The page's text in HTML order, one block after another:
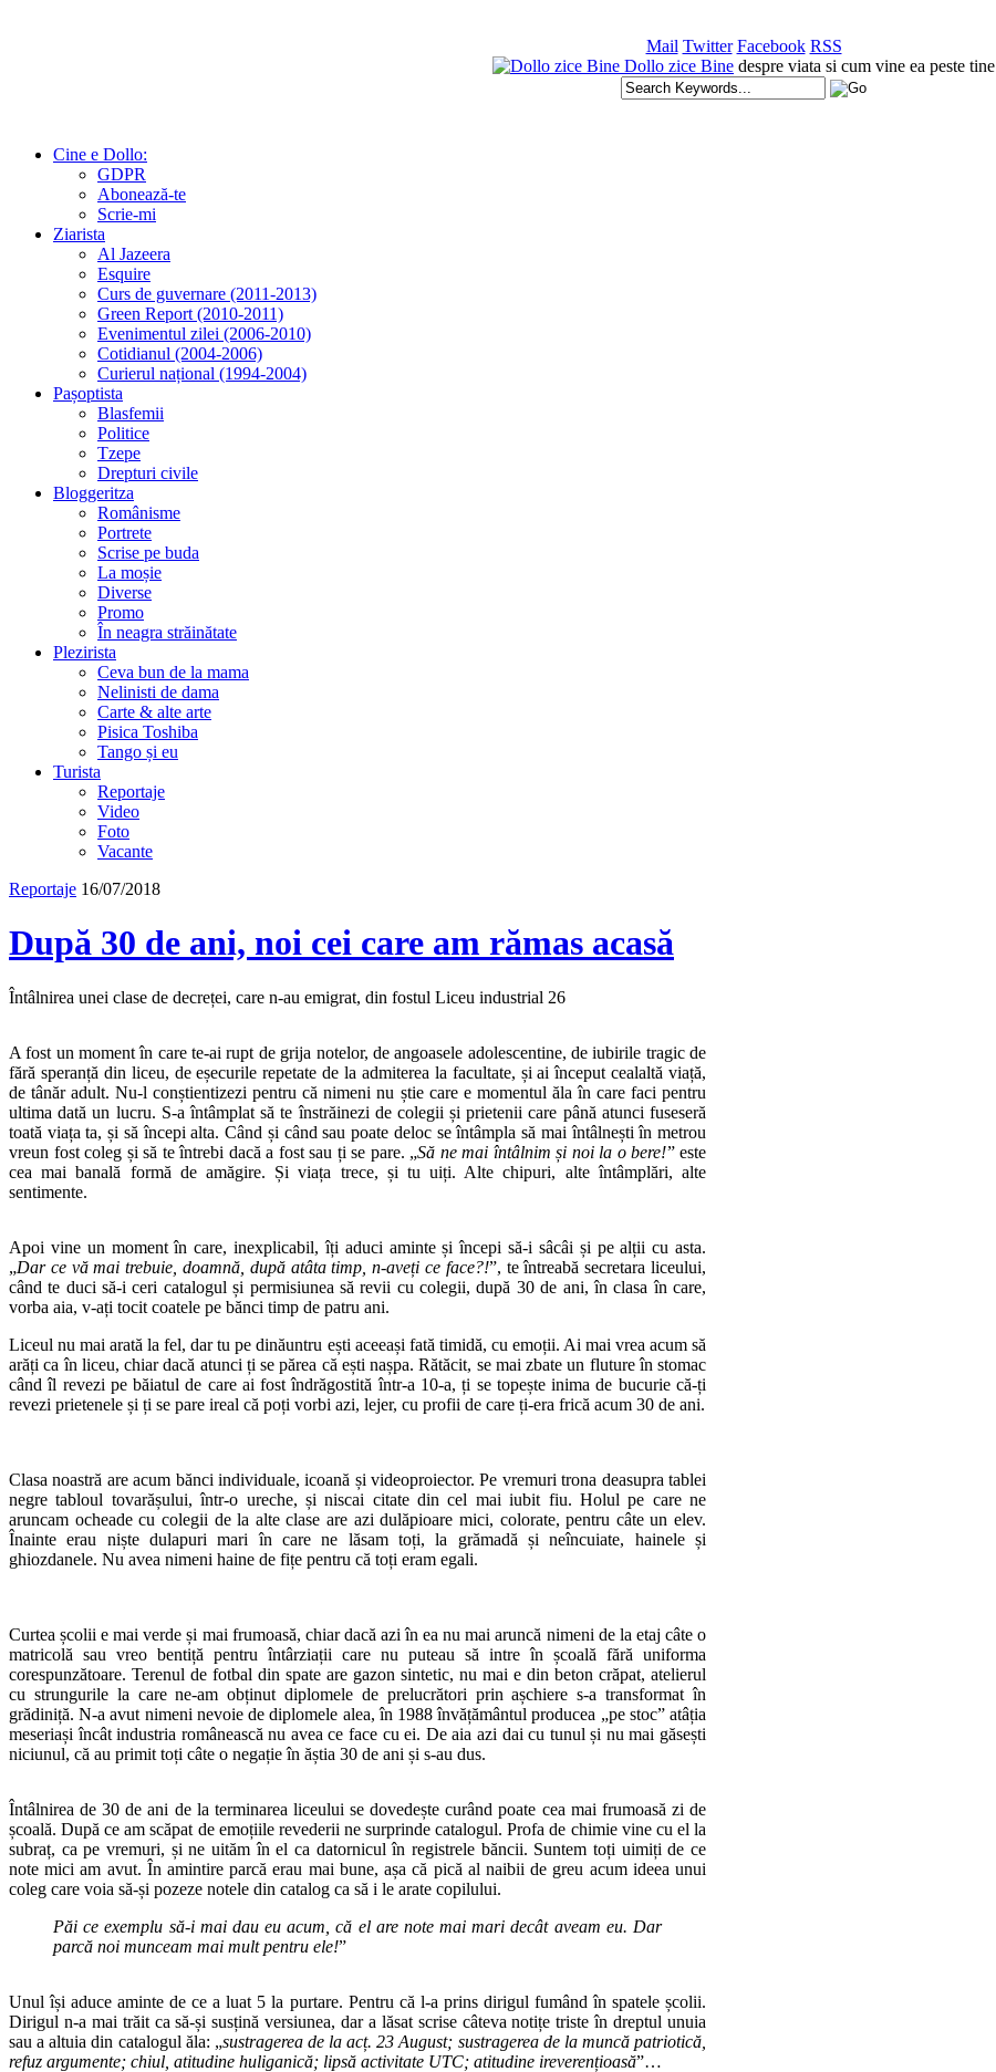
Mail Twitter Facebook RSS
Dollo zice Bine despre viata si cum vine ea peste tine
Cine e Dollo:
GDPR
Abonează-te
Scrie-mi
Ziarista
Al Jazeera
Esquire
Curs de guvernare (2011-2013)
Green Report (2010-2011)
Evenimentul zilei (2006-2010)
Cotidianul (2004-2006)
Curierul național (1994-2004)
Pașoptista
Blasfemii
Politice
Tzepe
Drepturi civile
Bloggeritza
Românisme
Portrete
Scrise pe buda
La moșie
Diverse
Promo
În neagra străinătate
Plezirista
Ceva bun de la mama
Nelinisti de dama
Carte & alte arte
Pisica Toshiba
Tango și eu
Turista
Reportaje
Video
Foto
Vacante
Reportaje 16/07/2018
După 30 de ani, noi cei care am rămas acasă
Întâlnirea unei clase de decreței, care n-au emigrat, din fostul Liceu industrial 26
A fost un moment în care te-ai rupt de grija notelor, de angoasele adolescentine, de iubirile tragic de
fără speranță din liceu, de eșecurile repetate de la admiterea la facultate, și ai început cealaltă viață,
de tânăr adult. Nu-l conștientizezi pentru că nimeni nu știe care e momentul ăla în care faci pentru
ultima dată un lucru. S-a întâmplat să te înstrăinezi de colegii și prietenii care până atunci fuseseră
toată viața ta, și să începi alta. Când și când sau poate deloc se întâmpla să mai întâlnești în metrou
vreun fost coleg și să te întrebi dacă a fost sau ți se pare. „Să ne mai întâlnim și noi la o bere!” este
cea mai banală formă de amăgire. Și viața trece, și tu uiți. Alte chipuri, alte întâmplări, alte
sentimente.
Apoi vine un moment în care, inexplicabil, îți aduci aminte și începi să-i sâcâi și pe alții cu asta.
„Dar ce vă mai trebuie, doamnă, după atâta timp, n-aveți ce face?!”, te întreabă secretara liceului,
când te duci să-i ceri catalogul și permisiunea să revii cu colegii, după 30 de ani, în clasa în care,
vorba aia, v-ați tocit coatele pe bănci timp de patru ani.
Liceul nu mai arată la fel, dar tu pe dinăuntru ești aceeași fată timidă, cu emoții. Ai mai vrea acum să
arăți ca în liceu, chiar dacă atunci ți se părea că ești nașpa. Rătăcit, se mai zbate un fluture în stomac
când îl revezi pe băiatul de care ai fost îndrăgostită într-a 10-a, ți se topește inima de bucurie că-ți
revezi prietenele și ți se pare ireal că poți vorbi azi, lejer, cu profii de care ți-era frică acum 30 de ani.
Clasa noastră are acum bănci individuale, icoană și videoproiector. Pe vremuri trona deasupra tablei
negre tabloul tovarășului, într-o ureche, și niscai citate din cel mai iubit fiu. Holul pe care ne
aruncam ocheade cu colegii de la alte clase are azi dulăpioare mici, colorate, pentru câte un elev.
Înainte erau niște dulapuri mari în care ne lăsam toți, la grămadă și neîncuiate, hainele și
ghiozdanele. Nu avea nimeni haine de fițe pentru că toți eram egali.
Curtea școlii e mai verde și mai frumoasă, chiar dacă azi în ea nu mai aruncă nimeni de la etaj câte o
matricolă sau vreo bentiță pentru întârziații care nu puteau să intre în școală fără uniforma
corespunzătoare. Terenul de fotbal din spate are gazon sintetic, nu mai e din beton crăpat, atelierul
cu strungurile la care ne-am obținut diplomele de prelucrători prin așchiere s-a transformat în
grădiniță. N-a avut nimeni nevoie de diplomele alea, în 1988 învățământul producea „pe stoc” atâția
meseriași încât industria românească nu avea ce face cu ei. De aia azi dai cu tunul și nu mai găsești
niciunul, că au primit toți câte o negație în ăștia 30 de ani și s-au dus.
Întâlnirea de 30 de ani de la terminarea liceului se dovedește curând poate cea mai frumoasă zi de
școală. După ce am scăpat de emoțiile revederii ne surprinde catalogul. Profa de chimie vine cu el la
subraț, ca pe vremuri, și ne uităm în el ca datornicul în registrele băncii. Suntem toți uimiți de ce
note mici am avut. În amintire parcă erau mai bune, așa că pică al naibii de greu acum ideea unui
coleg care voia să-și pozeze notele din catalog ca să i le arate copilului.
Păi ce exemplu să-i mai dau eu acum, că el are note mai mari decât aveam eu. Dar
parcă noi munceam mai mult pentru ele!”
Unul își aduce aminte de ce a luat 5 la purtare. Pentru că l-a prins dirigul fumând în spatele școlii.
Dirigul n-a mai trăit ca să-și susțină versiunea, dar a lăsat scrise câteva notițe triste în dreptul unuia
sau a altuia din catalogul ăla: „sustragerea de la acț. 23 August; sustragerea de la muncă patriotică,
refuz argumente; chiul, atitudine huliganică; lipsă activitate UTC; atitudine ireverențioasă”…